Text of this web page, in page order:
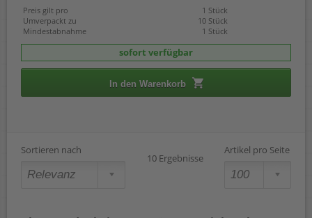
Preis gilt pro
1 Stück
Umverpackt zu
10 Stück
Mindestabnahme
1 Stück
sofort verfügbar
In den Warenkorb
Sortieren nach
10 Ergebnisse
Artikel pro Seite